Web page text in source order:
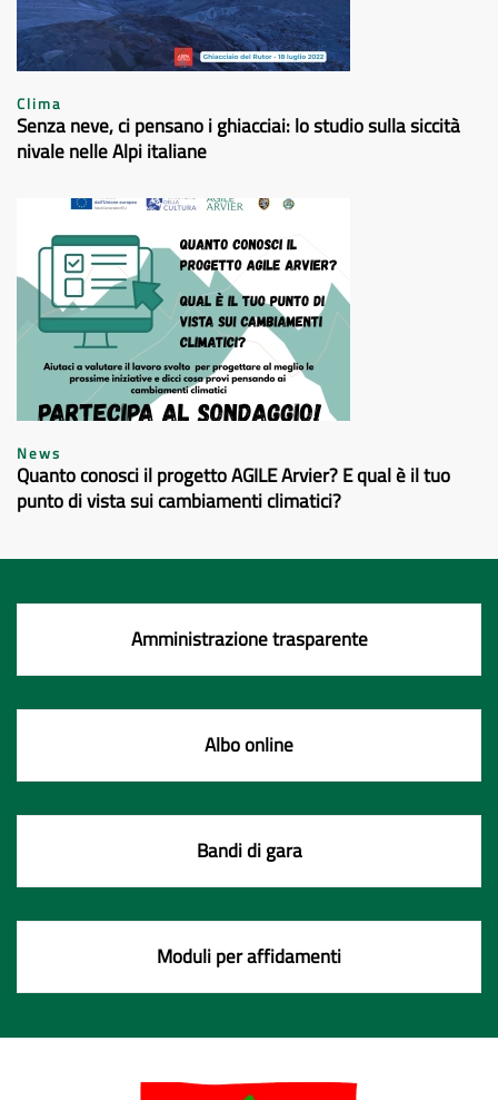
Clima
Senza neve, ci pensano i ghiacciai: lo studio sulla siccità
nivale nelle Alpi italiane
News
Quanto conosci il progetto AGILE Arvier? E qual è il tuo
punto di vista sui cambiamenti climatici?
Amministrazione trasparente
Albo online
Bandi di gara
Moduli per affidamenti